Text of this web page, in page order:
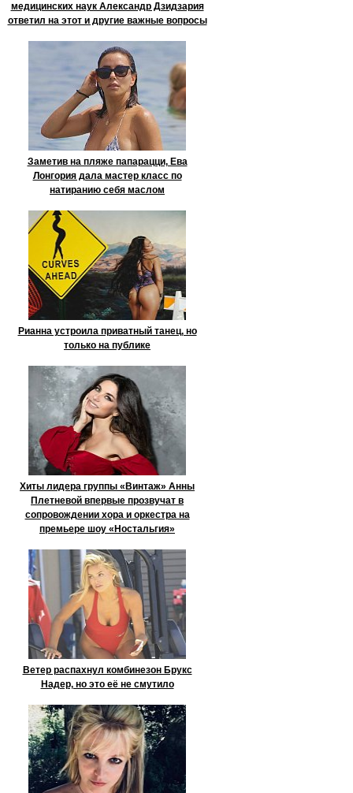
медицинских наук Александр Дзидзария
ответил на этот и другие важные вопросы
Заметив на пляже папарацци, Ева
Лонгория дала мастер класс по
натиранию себя маслом
Рианна устроила приватный танец, но
только на публике
Хиты лидера группы «Винтаж» Анны
Плетневой впервые прозвучат в
сопровождении хора и оркестра на
премьере шоу «Ностальгия»
Ветер распахнул комбинезон Брукс
Надер, но это её не смутило